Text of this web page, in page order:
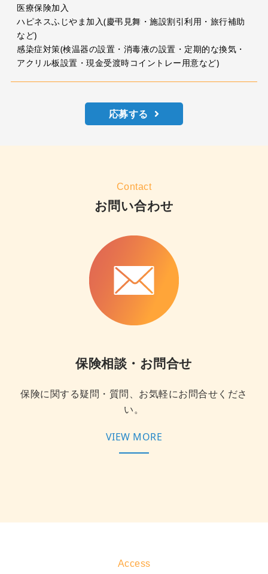
医療保険加入
ハピネスふじやま加入(慶弔見舞・施設割引利用・旅行補助
など)
感染症対策(検温器の設置・消毒液の設置・定期的な換気・
アクリル板設置・現金受渡時コイントレー用意など)
応募する
Contact
お問い合わせ
保険相談・お問合せ
保険に関する疑問・質問、お気軽にお問合せくださ
い。
VIEW MORE
Access